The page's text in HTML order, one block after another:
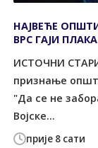
прије 8 сати
НАЈВЕЋЕ
ВРС ГАЈИ
ИСТОЧНИ
признање
"Да се не
Војске...